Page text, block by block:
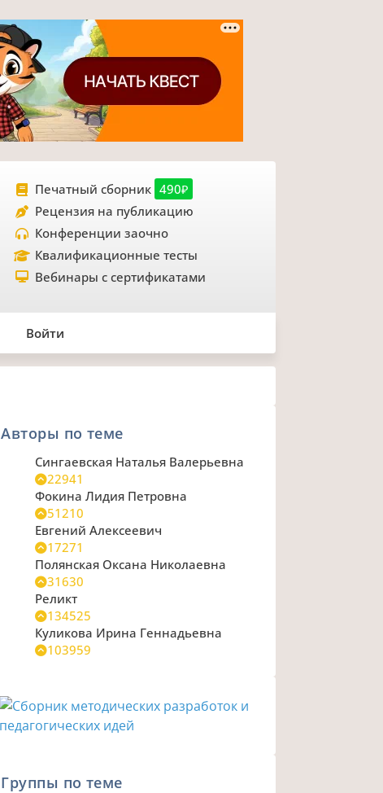
Печатный сборник 490₽
Рецензия на публикацию
Конференции заочно
Квалификационные тесты
Вебинары с сертификатами
Войти
Авторы по теме
Сингаевская Наталья Валерьевна
22941
Фокина Лидия Петровна
51210
Евгений Алексеевич
17271
Полянская Оксана Николаевна
31630
Реликт
134525
Куликова Ирина Геннадьевна
103959
Группы по теме